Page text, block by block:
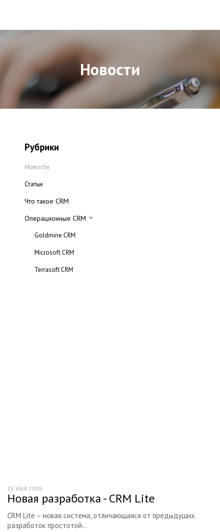
Новости
Рубрики
Новости
Статьи
Что такое CRM
Операционные CRM
Goldmine CRM
Microsoft CRM
Terrasoft CRM
Новая разработка - CRM Lite
CRM Lite – новая система, отличающаяся от предыдущих
разработок простотой...
15 МАЯ 2009